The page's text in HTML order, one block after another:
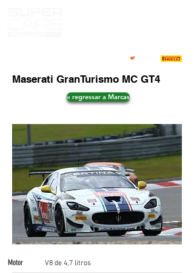
Maserati GranTurismo MC GT4
« regressar a Marcas
V8 de 4,7 litros
Motor